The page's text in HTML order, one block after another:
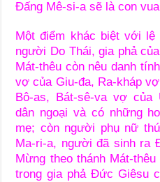
Đấng Mê-si-a sẽ là con
Một điểm khác biệt với
người Do Thái, gia phả
Mát-thêu còn nêu danh
vợ của Giu-đa, Ra-kháp
Bô-as, Bát-sê-va vợ
dân ngoại và có những
mẹ; còn người phụ nữ
Ma-ri-a, người đã sinh ra
Mừng theo thánh Mát-
trong gia phả Đức Giêsu